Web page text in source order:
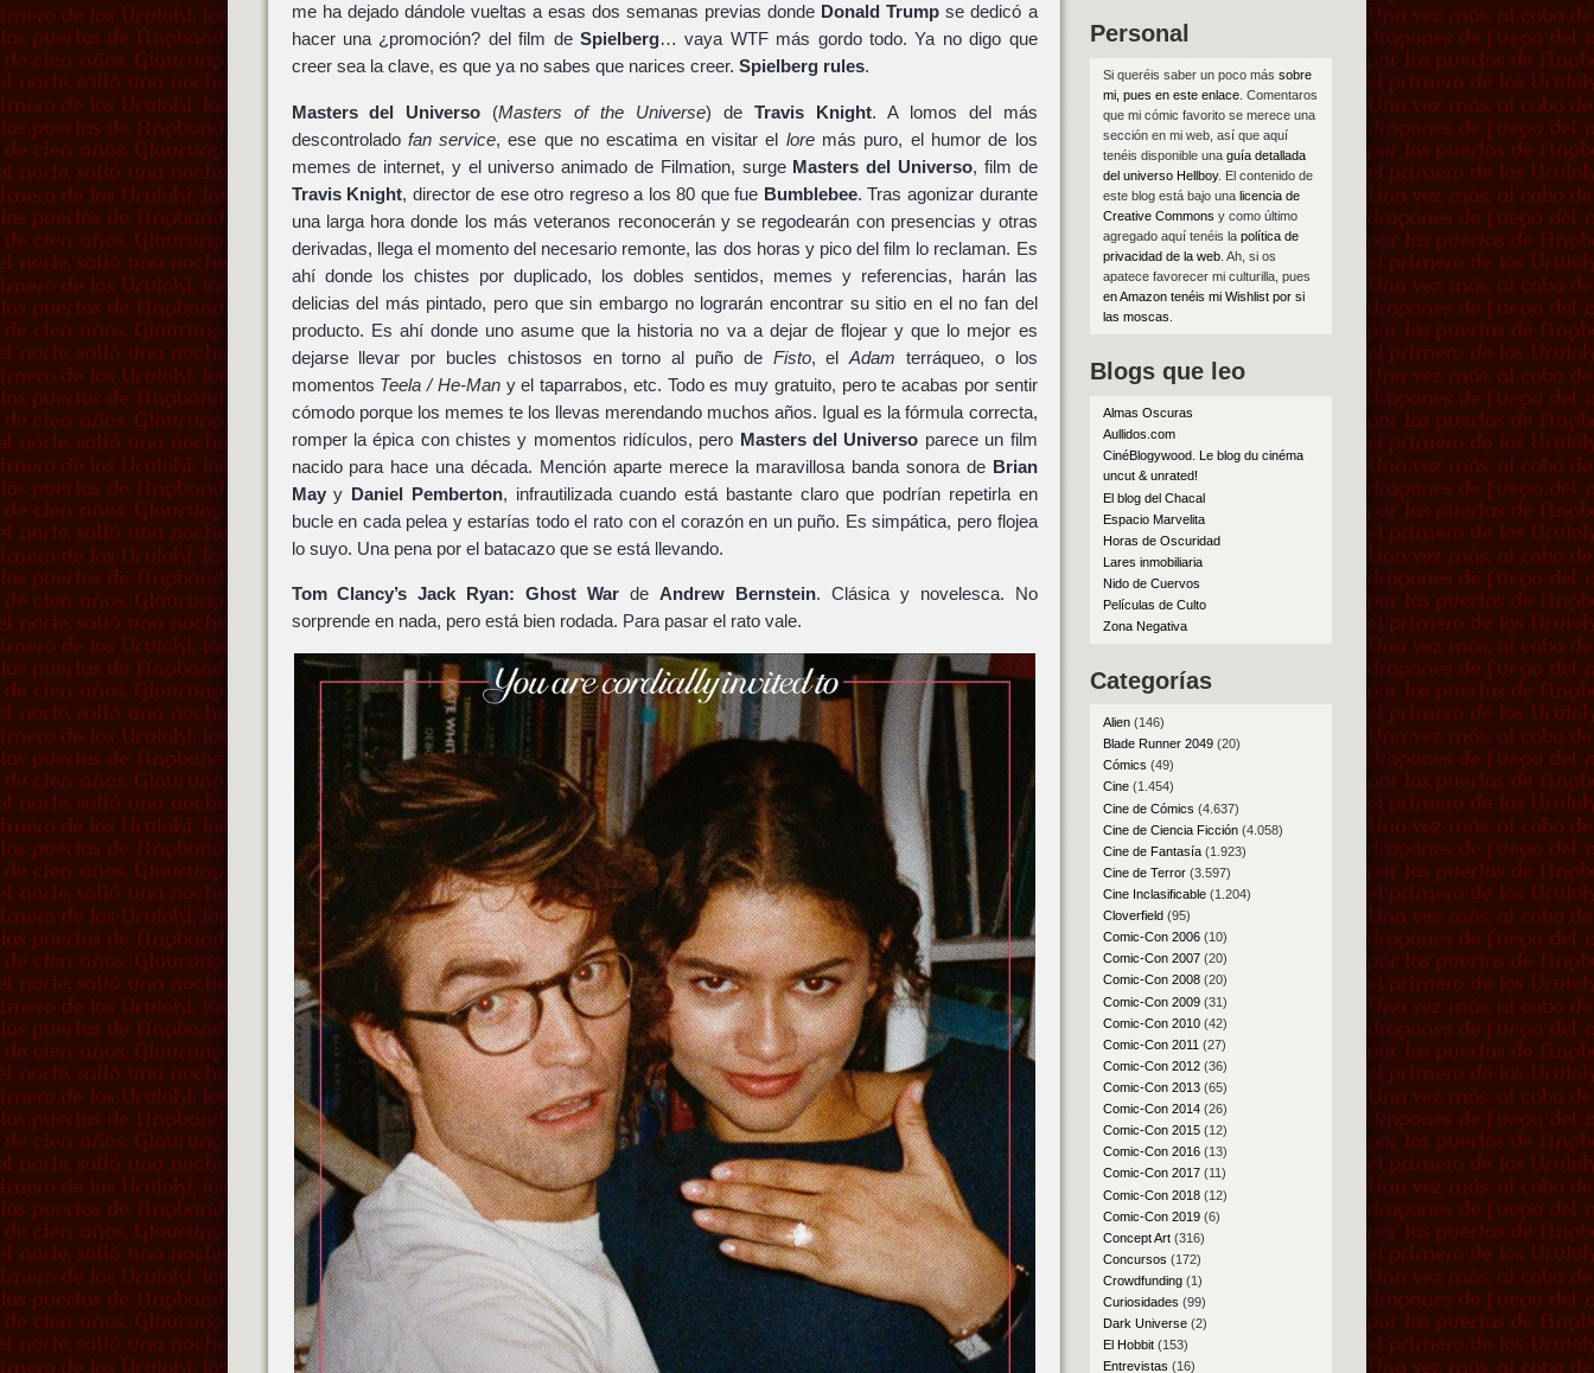
me ha dejado dándole vueltas a esas dos semanas previas donde Donald Trump se dedicó a
hacer una ¿promoción? del film de Spielberg… vaya WTF más gordo todo. Ya no digo que
creer sea la clave, es que ya no sabes que narices creer. Spielberg rules.
Masters del Universo (Masters of the Universe) de Travis Knight. A lomos del más
descontrolado fan service, ese que no escatima en visitar el loremás puro, el humor de los
memes de internet, y el universo animado de Filmation, surge Masters del Universo, film de
Travis Knight, director de ese otro regreso a los 80 que fue Bumblebee. Tras agonizar durante
una larga hora donde los más veteranos reconocerán y se regodearán con presencias y otras
derivadas, llega el momento del necesario remonte, las dos horas y pico del film lo reclaman. Es
ahí donde los chistes por duplicado, los dobles sentidos, memes y referencias, harán las
delicias del más pintado, pero que sin embargo no lograrán encontrar su sitio en el no fan del
producto. Es ahí donde uno asume que la historia no va a dejar de flojear y que lo mejor es
dejarse llevar por bucles chistosos en torno al puño de Fisto, elAdam terráqueo, o los
momentos Teela / He-Many el taparrabos, etc. Todo es muy gratuito, pero te acabas por sentir
cómodo porque los memes te los llevas merendando muchos años. Igual es la fórmula correcta,
romper la épica con chistes y momentos ridículos, pero Masters del Universo parece un film
nacido para hace una década. Mención aparte merece la maravillosa banda sonora de Brian
Mayy Daniel Pemberton, infrautilizada cuando está bastante claro que podrían repetirla en
bucle en cada pelea y estarías todo el rato con el corazón en un puño. Es simpática, pero flojea
lo suyo. Una pena por el batacazo que se está llevando.
Tom Clancy’s Jack Ryan: Ghost War de Andrew Bernstein. Clásica y novelesca. No
sorprende en nada, pero está bien rodada. Para pasar el rato vale.
Personal
Si queréis saber un poco más sobre
mi, pues en este enlace. Comentaros
que mi cómic favorito se merece una
sección en mi web, así que aquí
tenéis disponible una guía detallada
del universo Hellboy. El contenido de
este blog está bajo una licencia de
Creative Commons y como último
agregado aquí tenéis la política de
privacidad de la web. Ah, si os
apatece favorecer mi culturilla, pues
en Amazon tenéis mi Wishlist por si
las moscas
Blogs que leo
Almas Oscuras
Aullidos.com
CinéBlogywood. Le blog du cinéma
uncut & unrated!
El blog del Chacal
Espacio Marvelita
Horas de Oscuridad
Lares inmobiliaria
Nido de Cuervos
Películas de Culto
Zona Negativa
Categorías
Alien(146)
Blade Runner 2049(20)
Cómics (49)
Cine(1.454)
Cine de Cómics (4.637)
Cine de Ciencia Ficción(4.058)
Cine de Fantasía(1.923)
Cine de Terror(3.597)
Cine Inclasificable(1.204)
Cloverfield(95)
Comic-Con 2006(10)
Comic-Con 2007(20)
Comic-Con 2008(20)
Comic-Con 2009(31)
Comic-Con 2010(42)
Comic-Con 2011 (27)
Comic-Con 2012(36)
Comic-Con 2013(65)
Comic-Con 2014(26)
Comic-Con 2015(12)
Comic-Con 2016(13)
Comic-Con 2017(11)
Comic-Con 2018(12)
Comic-Con 2019(6)
Concept Art(316)
Concursos (172)
Crowdfunding(1)
Curiosidades (99)
Dark Universe(2)
El Hobbit(153)
Entrevistas (16)